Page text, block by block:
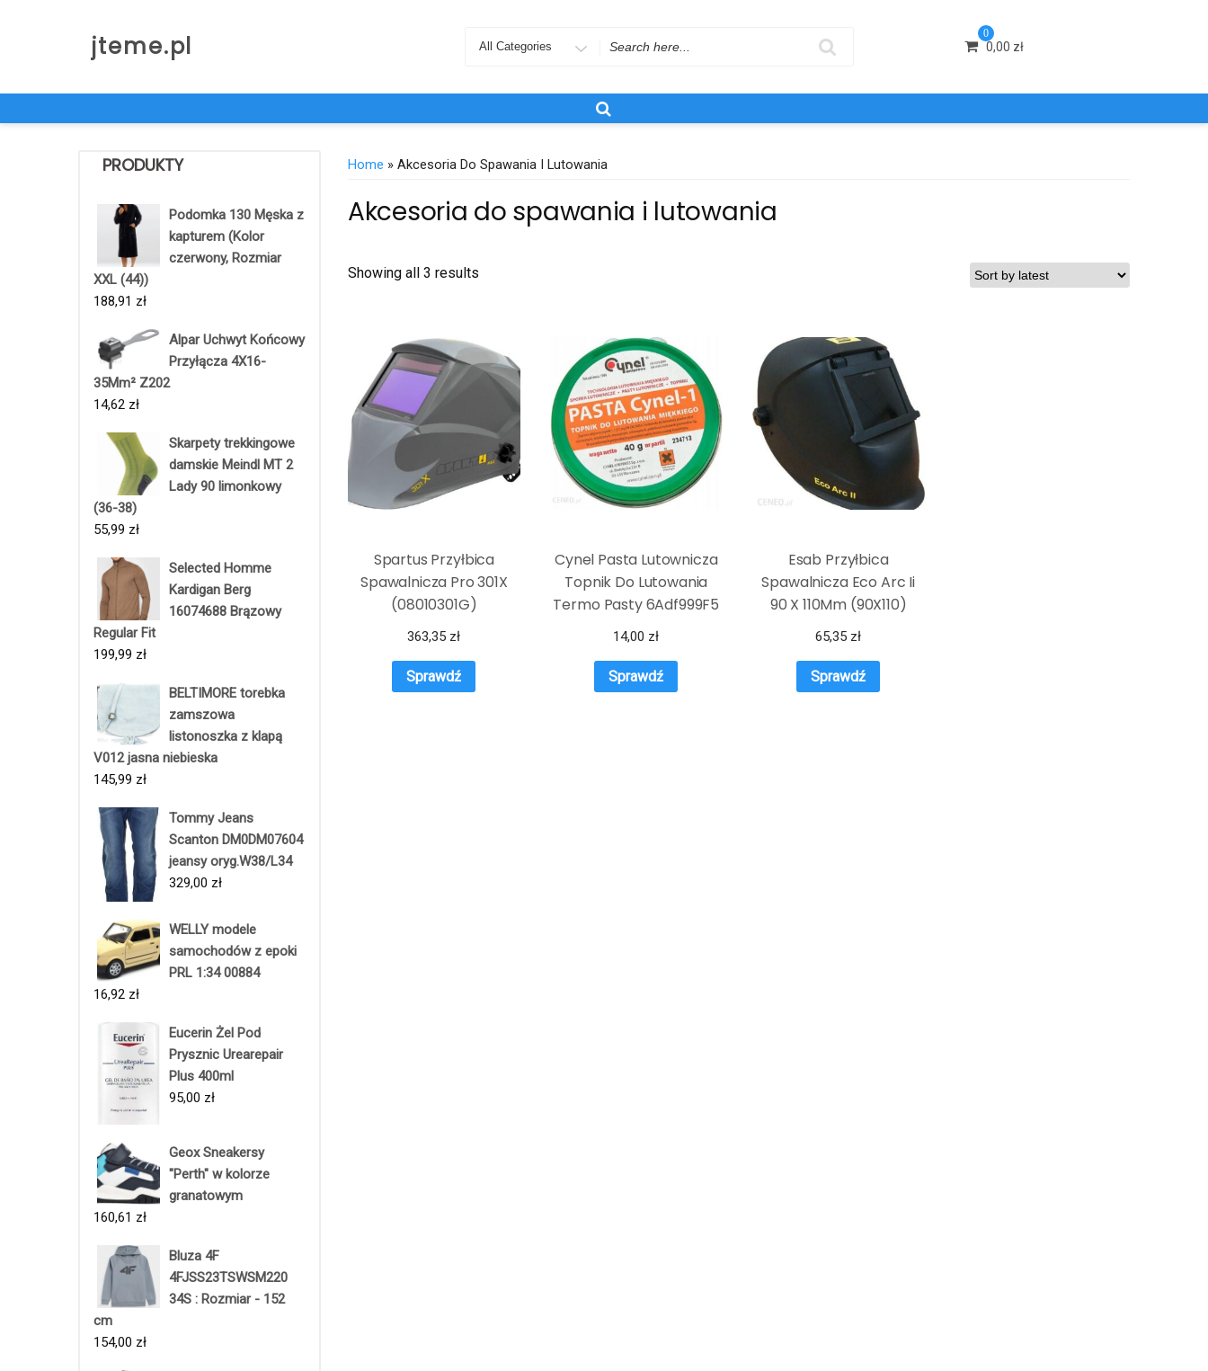
jteme.pl
Search
0
0,00 zł
PRODUKTY
Podomka 130 Męska z
kapturem (Kolor
czerwony, Rozmiar
XXL (44))
188,91 zł
Alpar Uchwyt Końcowy
Przyłącza 4X16-
35Mm² Z202
14,62 zł
Skarpety trekkingowe
damskie Meindl MT 2
Lady 90 limonkowy
(36-38)
55,99 zł
Selected Homme
Kardigan Berg
16074688 Brązowy
Regular Fit
199,99 zł
BELTIMORE torebka
zamszowa
listonoszka z klapą
V012 jasna niebieska
145,99 zł
Tommy Jeans
Scanton DM0DM07604
jeansy oryg.W38/L34
329,00 zł
WELLY modele
samochodów z epoki
PRL 1:34 00884
16,92 zł
Eucerin Żel Pod
Prysznic Urearepair
Plus 400ml
95,00 zł
Geox Sneakersy
"Perth" w kolorze
granatowym
160,61 zł
Bluza 4F
4FJSS23TSWSM220
34S : Rozmiar - 152
cm
154,00 zł
Home » Akcesoria Do Spawania I Lutowania
Akcesoria do spawania i lutowania
Showing all 3 results
Spartus Przyłbica
Spawalnicza Pro 301X
(08010301G)
363,35 zł
Sprawdź
Cynel Pasta Lutownicza
Topnik Do Lutowania
Termo Pasty 6Adf999F5
14,00 zł
Sprawdź
Esab Przyłbica
Spawalnicza Eco Arc Ii
90 X 110Mm (90X110)
65,35 zł
Sprawdź